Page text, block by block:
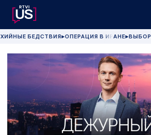
БЕДСТВИЯ▶ОПЕРАЦИЯ В ИРАНЕ▶